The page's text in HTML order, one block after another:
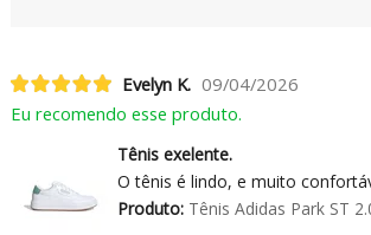
Evelyn K. 09/04/2026
Eu recomendo esse produto.
Tênis exelente.
O tênis é lindo, e muito
Produto:Tênis Adidas Park ST